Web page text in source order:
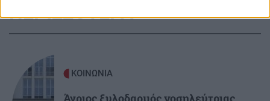
15:40
ΚΟΣΜΟΣ
Χαμός στη βουλή του Κοσόβου: Βουλευτής της
πρωθυπουργό (βίντεο)
ΠΕΡΙΣΣΟΤΕΡΑ
ΚΟΙΝΩΝΙΑ